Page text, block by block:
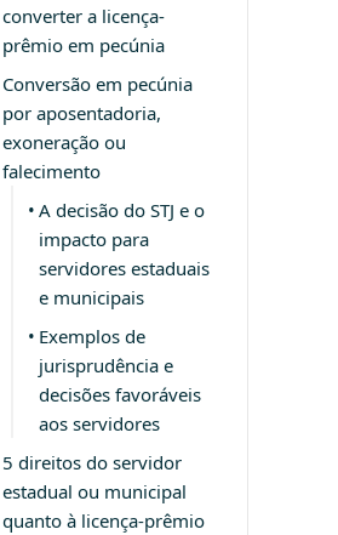
converter a licença-
prêmio em pecúnia
Conversão em pecúnia
por aposentadoria,
exoneração ou
falecimento
A decisão do STJ e o
impacto para
servidores estaduais
e municipais
Exemplos de
jurisprudência e
decisões favoráveis
aos servidores
5 direitos do servidor
estadual ou municipal
quanto à licença-prêmio